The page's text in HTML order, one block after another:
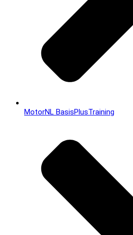
MotorNL BasisPlusTraining